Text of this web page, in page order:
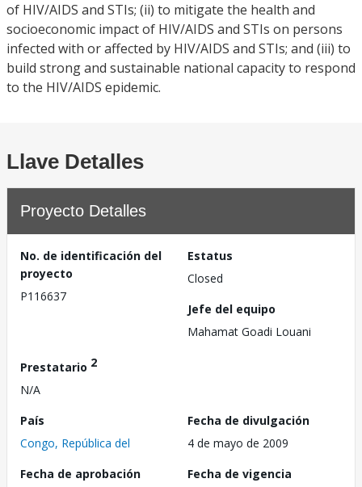
of HIV/AIDS and STIs; (ii) to mitigate the health and
socioeconomic impact of HIV/AIDS and STIs on persons
infected with or affected by HIV/AIDS and STIs; and (iii) to
build strong and sustainable national capacity to respond
to the HIV/AIDS epidemic.
Llave Detalles
Proyecto Detalles
No. de identificación del
proyecto
P116637
Estatus
Closed
Jefe del equipo
Mahamat Goadi Louani
Prestatario 2
N/A
País
Congo, República del
Fecha de divulgación
4 de mayo de 2009
Fecha de aprobación
Fecha de vigencia